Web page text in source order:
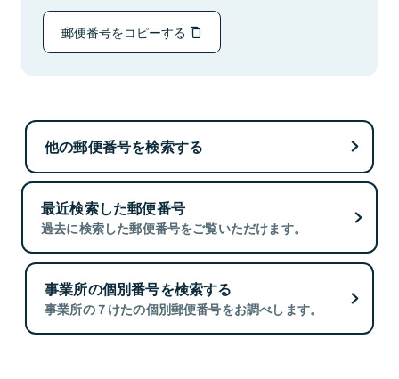
郵便番号をコピーする
他の郵便番号を検索する
最近検索した郵便番号
過去に検索した郵便番号をご覧いただけます。
事業所の個別番号を検索する
事業所の７けたの個別郵便番号をお調べします。